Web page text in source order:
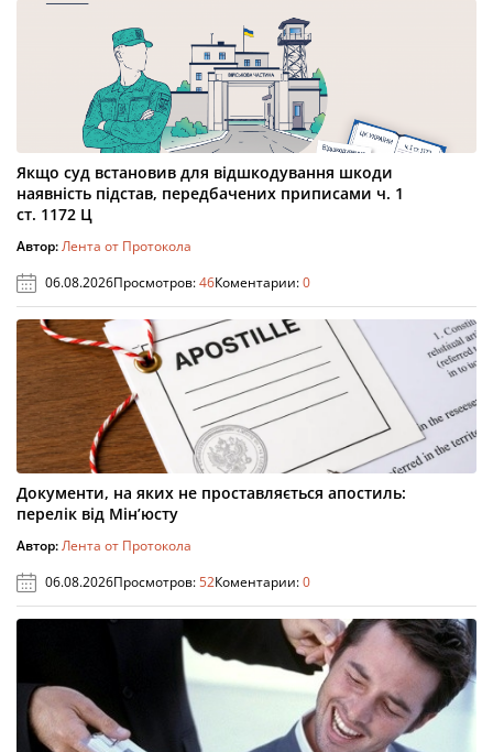
Якщо суд встановив для відшкодування шкоди
наявність підстав, передбачених приписами ч. 1
ст. 1172 Ц
Автор:Лента от Протокола
06.08.2026Просмотров:46Коментарии:0
Документи, на яких не проставляється апостиль:
перелік від Мін’юсту
Автор:Лента от Протокола
06.08.2026Просмотров:52Коментарии:0